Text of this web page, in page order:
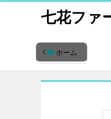
七花ファ
ホーム